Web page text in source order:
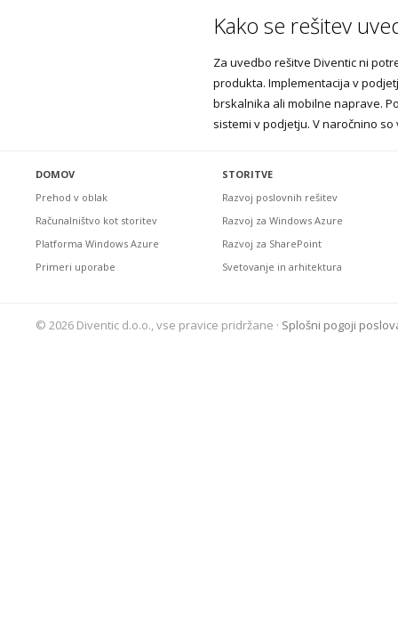
Kako se rešitev
Za uvedbo rešitve Diventic ni
produkta. Implementacija v
brskalnika ali mobilne naprave.
sistemi v podjetju. V naročnino
DOMOV
Prehod v oblak
Računalništvo kot storitev
Platforma Windows Azure
Primeri uporabe
STORITVE
Razvoj poslovnih rešitev
Razvoj za Windows Azure
Razvoj za SharePoint
Svetovanje in arhitektura
© 2026 Diventic d.o.o., vse pravice pridržane · Splošni pogoji